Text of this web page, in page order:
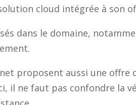
cloud intégrée à son
dans le domaine,
proposent aussi une
il ne faut pas confondre la